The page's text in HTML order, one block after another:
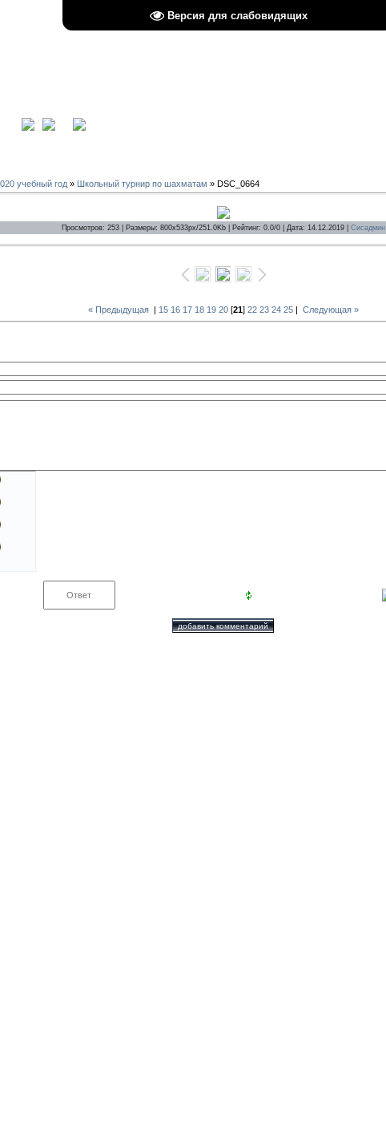
Версия для слабовидящих
учебный год » Школьный турнир по шахматам » DSC_0664
Просмотров: 253 | Размеры: 800x533px/251.0Kb | Рейтинг: 0.0/0 | Дата: 14.12.2019 | Сисадмин
« Предыдущая| 15 16 17 18 19 20[21] 22 23 24 25| Следующая »